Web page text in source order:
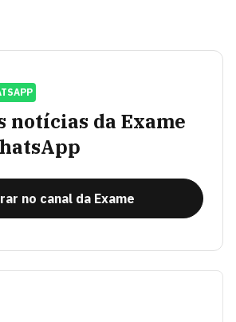
notícias da Exame
no canal da Exame